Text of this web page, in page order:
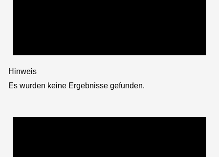
Hinweis
Es wurden keine Ergebnisse gefunden.